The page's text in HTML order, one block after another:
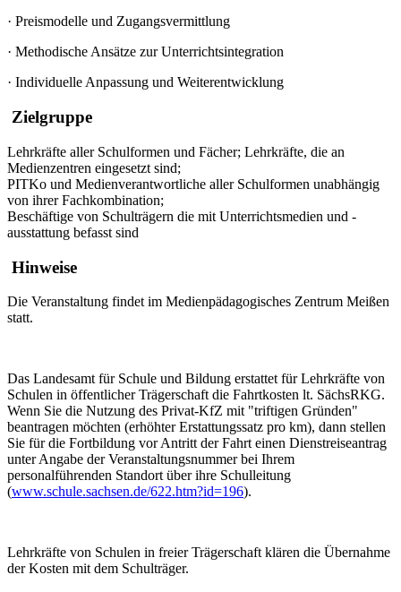
· Preismodelle und Zugangsvermittlung
· Methodische Ansätze zur Unterrichtsintegration
· Individuelle Anpassung und Weiterentwicklung
Zielgruppe
Lehrkräfte aller Schulformen und Fächer; Lehrkräfte, die an
Medienzentren eingesetzt sind;
PITKo und Medienverantwortliche aller Schulformen unabhängig
von ihrer Fachkombination;
Beschäftige von Schulträgern die mit Unterrichtsmedien und -
ausstattung befasst sind
Hinweise
Die Veranstaltung findet im Medienpädagogisches Zentrum Meißen
statt.
Das Landesamt für Schule und Bildung erstattet für Lehrkräfte von
Schulen in öffentlicher Trägerschaft die Fahrtkosten lt. SächsRKG.
Wenn Sie die Nutzung des Privat-KfZ mit "triftigen Gründen"
beantragen möchten (erhöhter Erstattungssatz pro km), dann stellen
Sie für die Fortbildung vor Antritt der Fahrt einen Dienstreiseantrag
unter Angabe der Veranstaltungsnummer bei Ihrem
personalführenden Standort über ihre Schulleitung
(www.schule.sachsen.de/622.htm?id=196).
Lehrkräfte von Schulen in freier Trägerschaft klären die Übernahme
der Kosten mit dem Schulträger.